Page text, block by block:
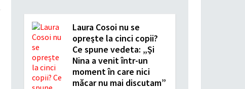
Laura Cosoi nu se
oprește la cinci copii?
Ce spune vedeta: „Și
Nina a venit într-un
moment în care nici
măcar nu mai discutam”